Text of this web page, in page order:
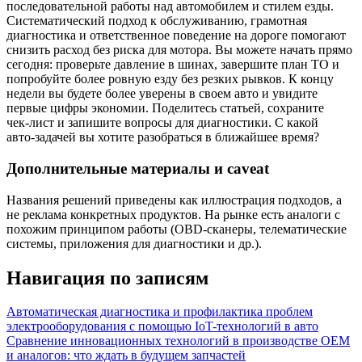
последовательной работы над автомобилем и стилем езды.
Систематический подход к обслуживанию, грамотная
диагностика и ответственное поведение на дороге помогают
снизить расход без риска для мотора. Вы можете начать прямо
сегодня: проверьте давление в шинах, завершите план ТО и
попробуйте более ровную езду без резких рывков. К концу
недели вы будете более уверены в своем авто и увидите
первые цифры экономии. Поделитесь статьей, сохраните
чек‑лист и запишите вопросы для диагностики. С какой
авто‑задачей вы хотите разобраться в ближайшее время?
Дополнительные материалы и caveat
Названия решений приведены как иллюстрация подходов, а
не реклама конкретных продуктов. На рынке есть аналоги с
похожим принципом работы (OBD‑сканеры, телематические
системы, приложения для диагностики и др.).
Навигация по записям
Автоматическая диагностика и профилактика проблем
электрооборудования с помощью IoT-технологий в авто
Сравнение инновационных технологий в производстве OEM
и аналогов: что ждать в будущем запчастей